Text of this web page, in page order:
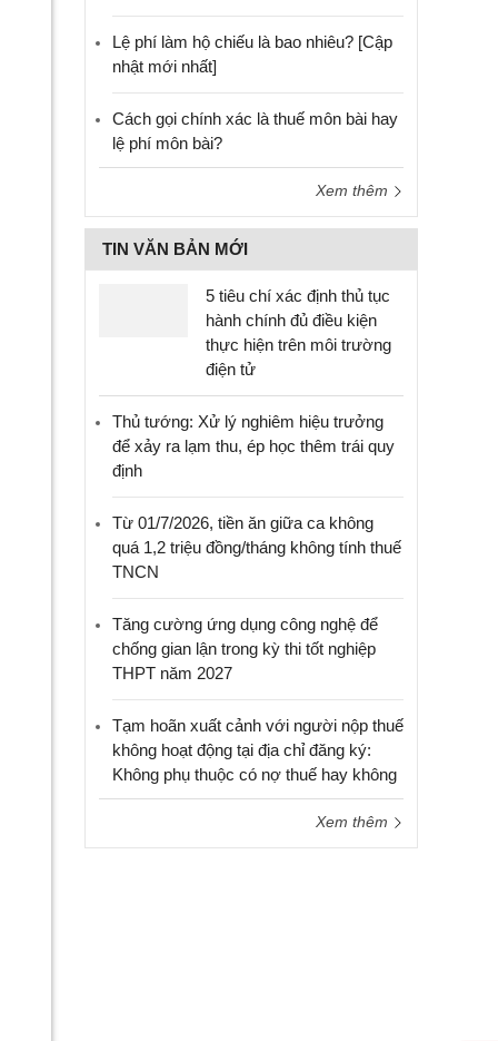
Lệ phí làm hộ chiếu là bao nhiêu? [Cập
nhật mới nhất]
Cách gọi chính xác là thuế môn bài hay
lệ phí môn bài?
Xem thêm
TIN VĂN BẢN MỚI
5 tiêu chí xác định thủ tục
hành chính đủ điều kiện
thực hiện trên môi trường
điện tử
Thủ tướng: Xử lý nghiêm hiệu trưởng
để xảy ra lạm thu, ép học thêm trái quy
định
Từ 01/7/2026, tiền ăn giữa ca không
quá 1,2 triệu đồng/tháng không tính thuế
TNCN
Tăng cường ứng dụng công nghệ để
chống gian lận trong kỳ thi tốt nghiệp
THPT năm 2027
Tạm hoãn xuất cảnh với người nộp thuế
không hoạt động tại địa chỉ đăng ký:
Không phụ thuộc có nợ thuế hay không
Xem thêm